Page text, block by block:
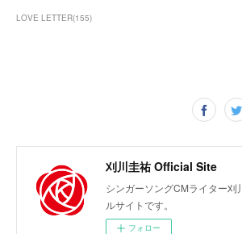
LOVE LETTER(155)
刈川圭祐 Official Site
シンガーソングCMライター刈
ルサイトです。
フォロー